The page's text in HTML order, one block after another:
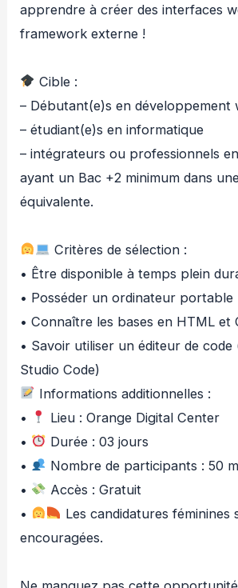
apprendre à créer des interfaces
framework externe !
Cible :
– Débutant(e)s en développement
– étudiant(e)s en informatique
– intégrateurs ou professionnels
ayant un Bac +2 minimum dans
équivalente.
Critères de sélection :
• Être disponible à temps plein
• Posséder un ordinateur portable
• Connaître les bases en HTML et
• Savoir utiliser un éditeur de code
Studio Code)
Informations additionnelles :
•
Lieu : Orange Digital Center
•
Durée : 03 jours
•
Nombre de participants : 50
•
Accès : Gratuit
•
Les candidatures
encouragées.